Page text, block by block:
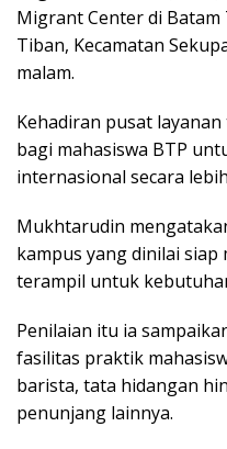
Migrant Center di Batam
Tiban, Kecamatan
malam.
Kehadiran pusat
bagi mahasiswa BTP
internasional secara
Mukhtarudin
kampus yang dinilai siap
terampil untuk
Penilaian itu ia
fasilitas praktik
barista, tata hidangan
penunjang lainnya.